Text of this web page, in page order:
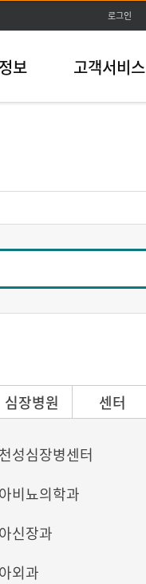
기
로그인
보 고객서비스
심장병원 센터
성심장병센터
비뇨의학과
신장과
외과